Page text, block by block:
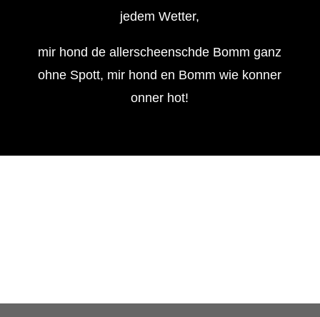
jedem Wetter,
mir hond de allerscheenschde Bomm ganz
ohne Spott, mir hond en Bomm wie konner
onner hot!